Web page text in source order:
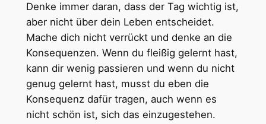
Denke immer daran, dass der Tag wichtig ist,
aber nicht über dein Leben entscheidet.
Mache dich nicht verrückt und denke an die
Konsequenzen. Wenn du fleißig gelernt hast,
kann dir wenig passieren und wenn du nicht
genug gelernt hast, musst du eben die
Konsequenz dafür tragen, auch wenn es
nicht schön ist, sich das einzugestehen.